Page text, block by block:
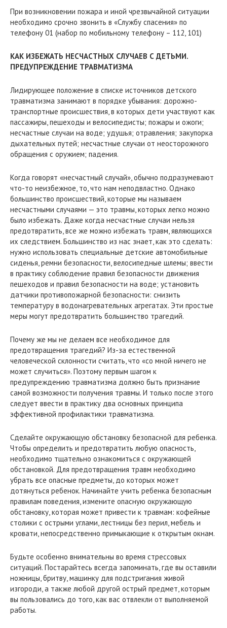
При возникновении пожара и иной чрезвычайной ситуации
необходимо срочно звонить в «Службу спасения» по
телефону 01 (набор по мобильному телефону – 112, 101)
КАК ИЗБЕЖАТЬ НЕСЧАСТНЫХ СЛУЧАЕВ С ДЕТЬМИ.
ПРЕДУПРЕЖДЕНИЕ ТРАВМАТИЗМА
Лидирующее положение в списке источников детского
травматизма занимают в порядке убывания: дорожно-
транспортные происшествия, в которых дети участвуют как
пассажиры, пешеходы и велосипедисты; пожары и ожоги;
несчастные случаи на воде; удушья; отравления; закупорка
дыхательных путей; несчастные случаи от неосторожного
обращения с оружием; падения.
Когда говорят «несчастный случай», обычно подразумевают
что-то неизбежное, то, что нам неподвластно. Однако
большинство происшествий, которые мы называем
несчастными случаями — это травмы, которых легко можно
было избежать. Даже когда несчастные случаи нельзя
предотвратить, все же можно избежать травм, являющихся
их следствием. Большинство из нас знает, как это сделать:
нужно использовать специальные детские автомобильные
сиденья, ремни безопасности, велосипедные шлемы; ввести
в практику соблюдение правил безопасности движения
пешеходов и правил безопасности на воде; установить
датчики противопожарной безопасности: снизить
температуру в водонагревательных агрегатах. Эти простые
меры могут предотвратить большинство трагедий.
Почему же мы не делаем все необходимое для
предотвращения трагедий? Из-за естественной
человеческой склонности считать, что «со мной ничего не
может случиться». Поэтому первым шагом к
предупреждению травматизма должно быть признание
самой возможности получения травмы. И только после этого
следует ввести в практику два основных принципа
эффективной профилактики травматизма.
Сделайте окружающую обстановку безопасной для ребенка.
Чтобы определить и предотвратить любую опасность,
необходимо тщательно ознакомиться с окружающей
обстановкой. Для предотвращения травм необходимо
убрать все опасные предметы, до которых может
дотянуться ребенок. Начинайте учить ребенка безопасным
правилам поведения, измените опасную окружающую
обстановку, которая может привести к травмам: кофейные
столики с острыми углами, лестницы без перил, мебель и
кровати, непосредственно примыкающие к открытым окнам.
Будьте особенно внимательны во время стрессовых
ситуаций. Постарайтесь всегда запоминать, где вы оставили
ножницы, бритву, машинку для подстригания живой
изгороди, а также любой другой острый предмет, которым
вы пользовались до того, как вас отвлекли от выполняемой
работы.